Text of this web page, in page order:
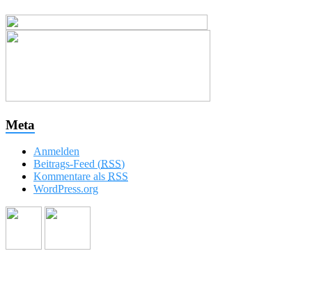
Meta
Anmelden
Beitrags-Feed (RSS)
Kommentare als RSS
WordPress.org